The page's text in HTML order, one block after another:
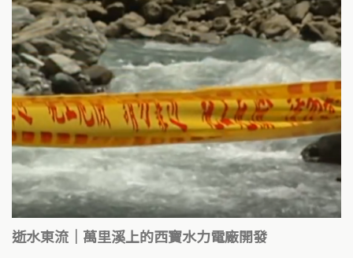
逝水東流｜萬里溪上的西寶水力電廠開發